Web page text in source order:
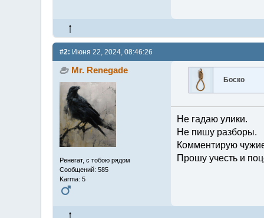
#2: Июня 22, 2024, 08:46:26
Mr. Renegade
Ренегат, с тобою рядом
Сообщений: 585
Karma: 5
Боско
Не гадаю улики.
Не пишу разборы.
Комментирую
Прошу учесть и